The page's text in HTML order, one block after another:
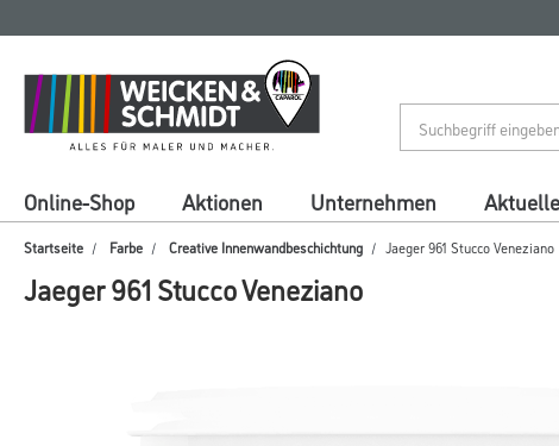
springen
springen
Online-Shop Aktionen Unternehmen
Startseite Farbe Creative Innenwandbeschichtung Jaeger 961 Stucco Veneziano
Jaeger 961 Stucco Veneziano